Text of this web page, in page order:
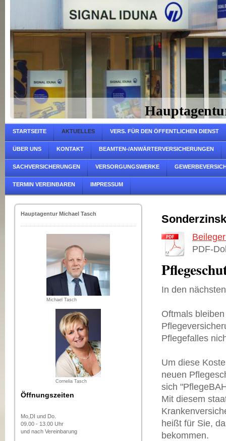
STARTSEITE AKTUELLES VERS. FÜR DEN ÖFFENTLICHEN DIENST
ÜBER UNS KONTAKT BEAMTEN-/ANWÄRTERVERSICHERUNGEN
SACHVERSICHERUNGEN VERSORGUNGSWERKE
TERMIN VEREINBAREN IMPRESSUM
Hauptagentur Michael Tasch
Michael Tasch
Cornelia Tasch
Öffnungszeiten
Mo,DI und Do.
09.00 - 13.00 Uhr
und nach Vereinbarung
PDF-
In den
Oftmals
Pflegefalles
Um diese
neuen
sich
Mit diesem
heißt für Sie,
bekommen.